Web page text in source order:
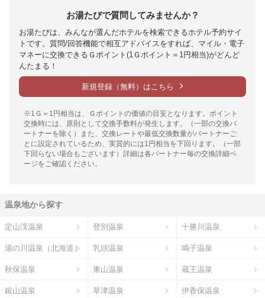
お湯たびで質問してみませんか？
お湯たびは、みんなが選んだホテルを検索できるホテル予約サイ
トです。質問/回答機能で相互アドバイスをすれば、マイル・電子
マネーに交換できるＧポイント(1Ｇポイント＝1円相当)がどんど
んたまる！
新規登録（無料）はこちら
※1Ｇ＝1円相当は、Ｇポイントの価値の目安となります。ポイント
交換時には、原則として交換手数料が発生します。（一部の交換パ
ートナーを除く）また、交換レートや最低交換数量がパートナーご
とに設定されているため、実質的には1円相当を下回ります。（一部
下回らない場合もございます）詳細は各パートナー毎の交換詳細ペ
ージをご確認ください。
温泉地から探す
定山渓温泉 登別温泉 十勝川温泉
湯の川温泉（北海道） 乳頭温泉 鳴子温泉
秋保温泉 東山温泉 蔵王温泉
銀山温泉 草津温泉 伊香保温泉